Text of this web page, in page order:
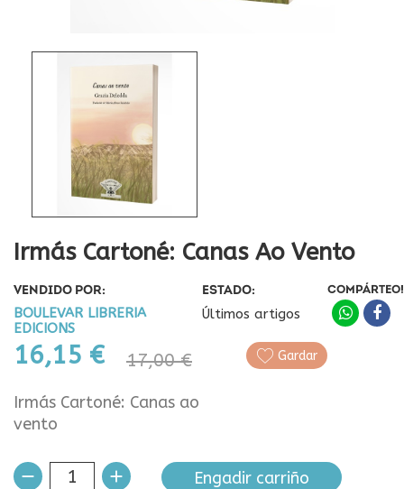
Irmás Cartoné: Canas Ao Vento
VENDIDO POR:
BOULEVAR LIBRERIA
EDICIONS
ESTADO:
Últimos artigos
16,15 € 17,00 €
COMPÁRTEO!
Gardar
Irmás Cartoné: Canas ao
vento
Engadir carriño